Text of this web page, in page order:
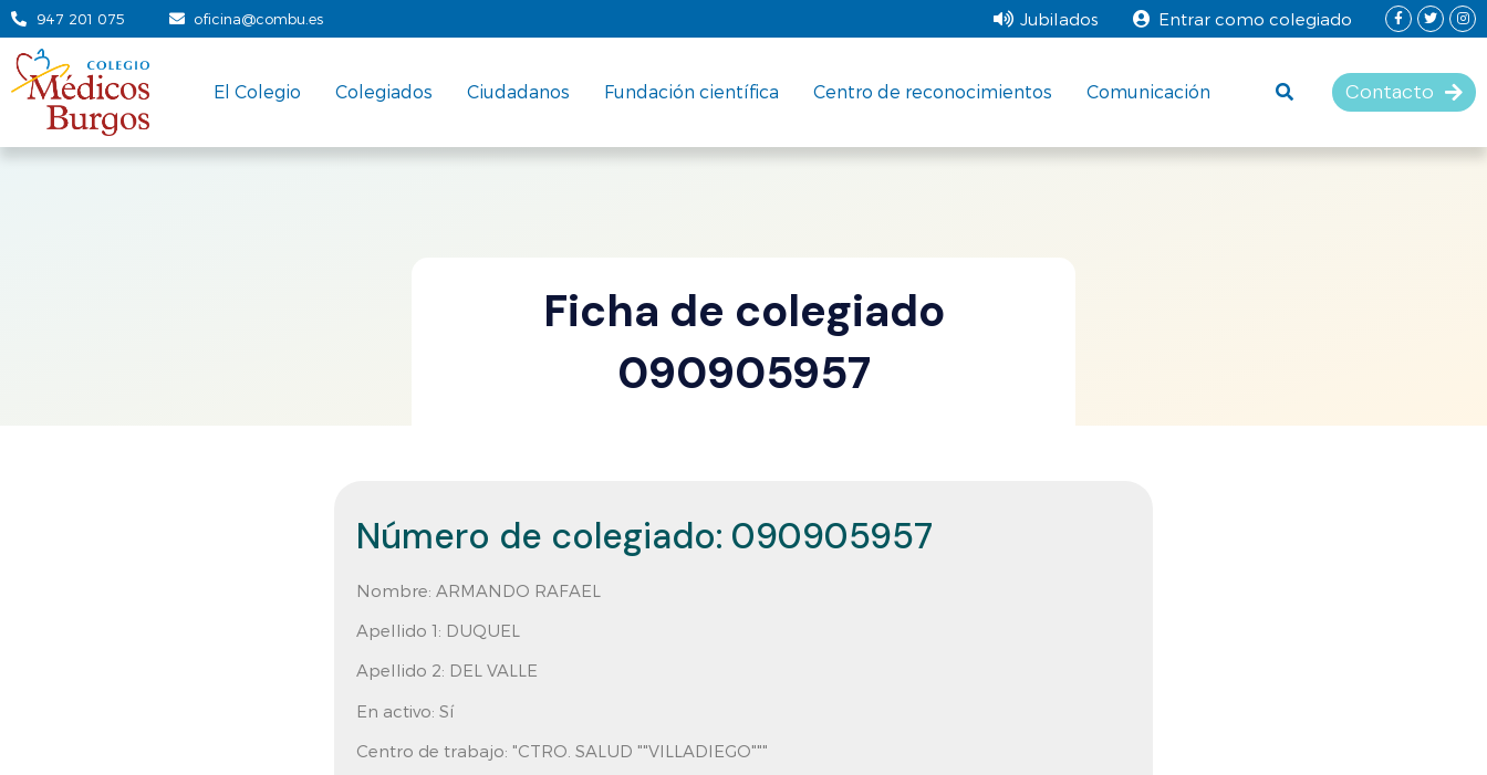
947 201 075 oficina@combu.es Jubilados Entrar como colegiado
El Colegio Colegiados Ciudadanos Fundación científica Centro de reconocimientos Comunicación Contacto
Ficha de colegiado
090905957
Número de colegiado: 090905957
Nombre: ARMANDO RAFAEL
Apellido 1: DUQUEL
Apellido 2: DEL VALLE
En activo: Sí
Centro de trabajo: "CTRO. SALUD ""VILLADIEGO"""